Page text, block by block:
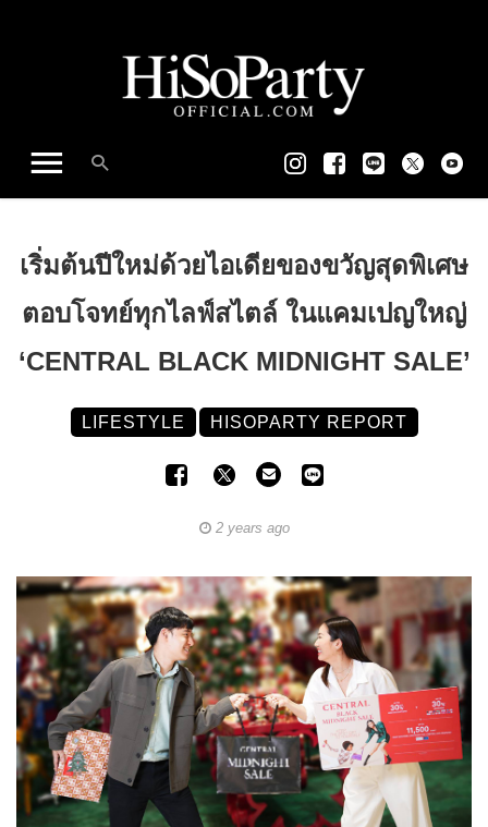
เริ่มต้นปีใหม่ด้วยไอเดียของขวัญสุดพิเศษ
ตอบโจทย์ทุกไลฟ์สไตล์ ในแคมเปญใหญ่
‘CENTRAL BLACK MIDNIGHT SALE’
LIFESTYLE HISOPARTY REPORT
2 years ago